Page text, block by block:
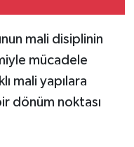
mali disiplinin
mücadele
mali yapılara
dönüm noktası